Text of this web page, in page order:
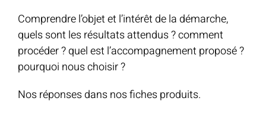
Comprendre l’objet et l’intérêt de la démarche,
quels sont les résultats attendus ? comment
procéder ? quel est l’accompagnement proposé ?
pourquoi nous choisir ?
Nos réponses dans nos fiches produits.